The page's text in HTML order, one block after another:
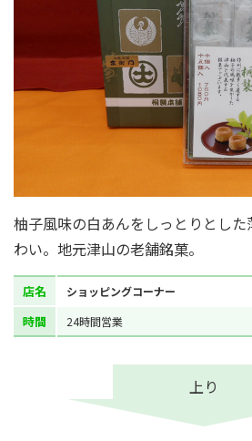
柚子風味の白あんをしっとりとし
わい。地元津山の老舗銘菓。
店名 ショッピングコーナー
時間 24時間営業
上り